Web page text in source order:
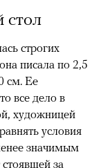
стол
строгих
писала по 2,5
см. Ее
все дело в
художницей
условия
значимым
за